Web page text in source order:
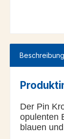
Beschreibung
Der Pin
opulenten
blauen